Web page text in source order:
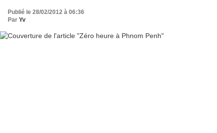
Publié le 28/02/2012 à 06:36
Par Yv